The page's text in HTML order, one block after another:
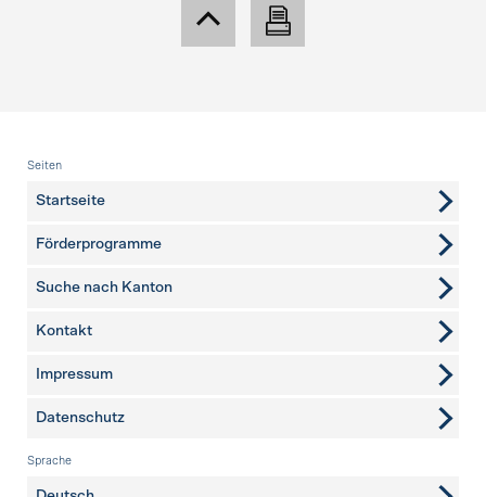
Fusszeile
Seiten
Startseite
Förderprogramme
Suche nach Kanton
weitere Seiten
Kontakt
Impressum
Datenschutz
Sprache